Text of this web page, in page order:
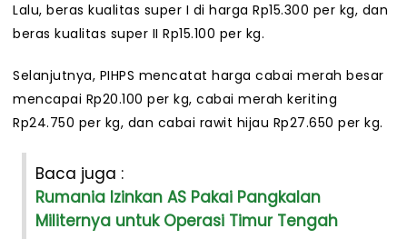
Lalu, beras kualitas super I di harga Rp15.300 per kg, dan
beras kualitas super II Rp15.100 per kg.
Selanjutnya, PIHPS mencatat harga cabai merah besar
mencapai Rp20.100 per kg, cabai merah keriting
Rp24.750 per kg, dan cabai rawit hijau Rp27.650 per kg.
Baca juga :
Rumania Izinkan AS Pakai Pangkalan
Militernya untuk Operasi Timur Tengah